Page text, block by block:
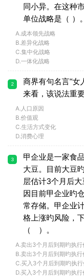
同小异。在这种
单位战略是（ ）
A.成本领先战略
B.差异化战略
C.集中化战略
D.一体化战略
2
商界有句名言“女
来看，该说法重
A.人口原因
B.价值观
C.生活方式变化
D.消费心理
3
甲企业是一家食
大豆。目前大豆
层估计3个月后
因目前甲企业旳
常存储。甲企业
格上涨旳风险，
（ ）。
A.卖出3个月后到期旳执
B.卖出3个月后到期旳执
C.买入3个月后到期旳执
D.买入3个月后到期旳执